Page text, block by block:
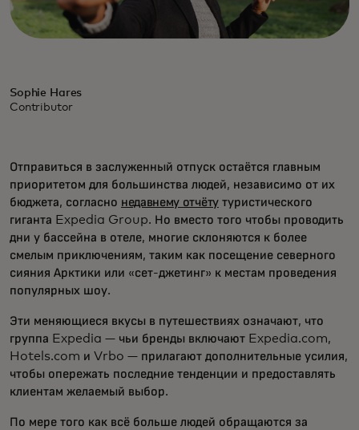
Sophie Hares
Contributor
Отправиться в заслуженный отпуск остаётся главным
приоритетом для большинства людей, независимо от их
бюджета, согласно недавнему отчётутуристического
гиганта Expedia Group. Но вместо того чтобы проводить
дни у бассейна в отеле, многие склоняются к более
смелым приключениям, таким как посещение северного
сияния Арктики или «сет-джетинг» к местам проведения
популярных шоу.
Эти меняющиеся вкусы в путешествиях означают, что
группа Expedia — чьи бренды включают Expedia.com,
Hotels.com и Vrbo — прилагают дополнительные усилия,
чтобы опережать последние тенденции и предоставлять
клиентам желаемый выбор.
По мере того как всё больше людей обращаются за